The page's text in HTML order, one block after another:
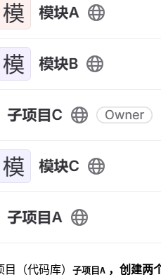
（代码库） 子项目A ，创建两